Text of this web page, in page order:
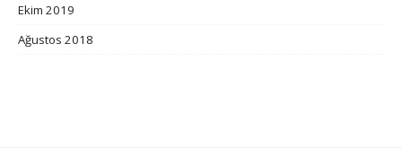
Ekim 2019
Ağustos 2018